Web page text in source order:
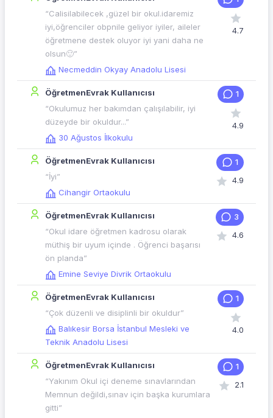
“Calisilabilecek ,güzel bir okul.idaremiz
iyi,öğrenciler obpnile geliyor iyiler, aileler
öğretmene destek oluyor iyi yani daha ne
olsun🙂”
Necmeddin Okyay Anadolu Lisesi
4.7
ÖğretmenEvrak Kullanıcısı
“Okulumuz her bakımdan çalışılabilir, iyi
düzeyde bir okuldur...”
30 Ağustos İlkokulu
1
4.9
ÖğretmenEvrak Kullanıcısı
“İyi”
Cihangir Ortaokulu
1
4.9
ÖğretmenEvrak Kullanıcısı
“Okul idare öğretmen kadrosu olarak
müthiş bir uyum içinde . Öğrenci başarısı
ön planda”
Emine Seviye Divrik Ortaokulu
3
4.6
ÖğretmenEvrak Kullanıcısı
“Çok düzenli ve disiplinli bir okuldur”
Balıkesir Borsa İstanbul Mesleki ve
Teknik Anadolu Lisesi
1
4.0
ÖğretmenEvrak Kullanıcısı
“Yakınım Okul içi deneme sınavlarından
Memnun değildi,sınav için başka kurumlara
gitti”
1
2.1